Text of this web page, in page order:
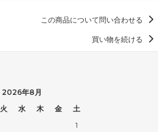
この商品について問い合わせる
買い物を続ける
2026年8月
火 水 木 金
土
1